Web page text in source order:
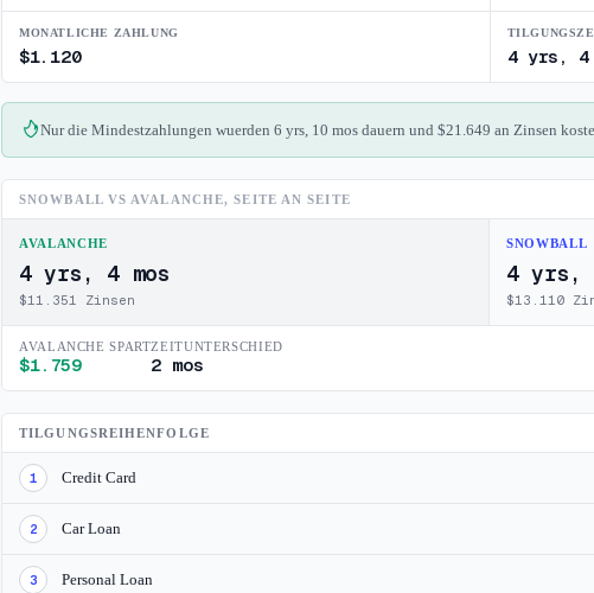
MONATLICHE ZAHLUNG
$1.120 4 yrs, 4
Nur die Mindestzahlungen wuerden 6 yrs, 10 mos dauern und $21.649 an Zinsen
SNOWBALL VS AVALANCHE, SEITE AN SEITE
AVALANCHE
4 yrs, 4 mos
$11.351 Zinsen
SNOWBALL
4 yrs,
$13.110
AVALANCHE SPART
$1.759
ZEITUNTERSCHIED
2 mos
TILGUNGSREIHENFOLGE
1 Credit Card
2 Car Loan
3 Personal Loan